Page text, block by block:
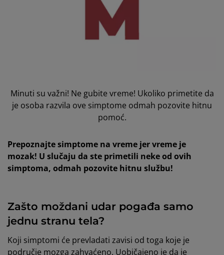
Minuti su važni! Ne gubite vreme! Ukoliko primetite da
je osoba razvila ove simptome odmah pozovite hitnu
pomoć.
Prepoznajte simptome na vreme jer vreme je
mozak! U slučaju da ste primetili neke od ovih
simptoma, odmah pozovite hitnu službu!
Zašto moždani udar pogađa samo
jednu stranu tela?
Koji simptomi će prevladati zavisi od toga koje je
područje mozga zahvaćeno. Uobičajeno je da je